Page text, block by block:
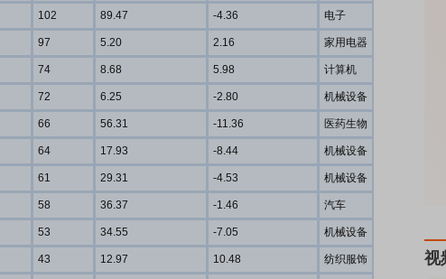
102 89.47 -4.36 电子
97 5.20 2.16 家用电器
74 8.68 5.98 计算机
72 6.25 -2.80 机械设备
66 56.31 -11.36 医药生物
64 17.93 -8.44 机械设备
61 29.31 -4.53 机械设备
58 36.37 -1.46 汽车
53 34.55 -7.05 机械设备
43 12.97 10.48 纺织服饰 视